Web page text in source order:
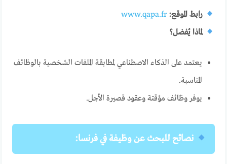
رابط الموقع: www.qapa.fr
لماذا يُفضل؟
يعتمد على الذكاء الاصطناعي لمطابقة الملفات الشخصية بالوظائف
المناسبة.
يوفر وظائف مؤقتة وعقود قصيرة الأجل.
نصائح للبحث عن وظيفة في فرنسا: